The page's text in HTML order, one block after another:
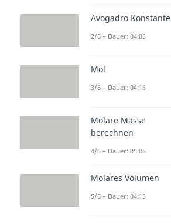
Avogadro Konstante
2/6 – Dauer: 04:05
Mol
3/6 – Dauer: 04:16
Molare Masse
berechnen
4/6 – Dauer: 05:06
Molares Volumen
5/6 – Dauer: 04:15